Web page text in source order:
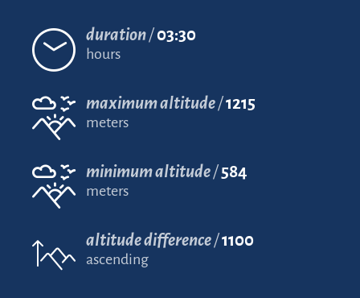
duration 03:30
hours
maximum altitude 1215
meters
minimum altitude 584
meters
altitude difference 1100
ascending